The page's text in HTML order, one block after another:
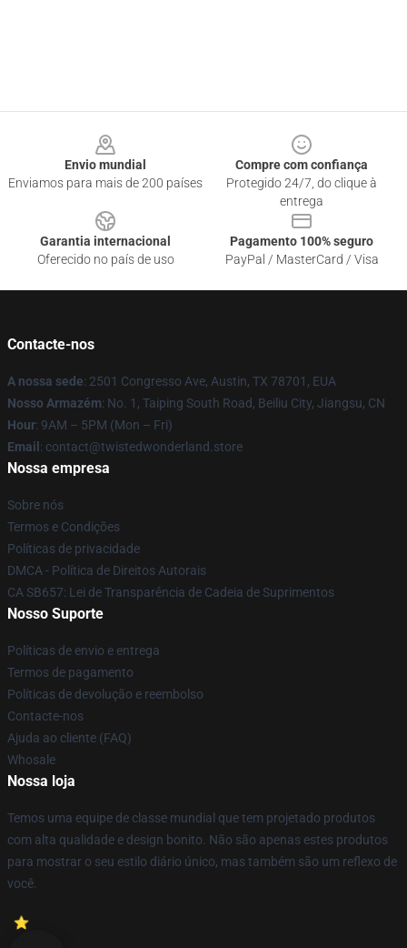
Envio mundial
Enviamos para mais de 200 países
Compre com confiança
Protegido 24/7, do clique à
entrega
Garantia internacional
Oferecido no país de uso
Pagamento 100% seguro
PayPal / MasterCard / Visa
Contacte-nos
A nossa sede: 2501 Congresso Ave, Austin, TX 78701, EUA
Nosso Armazém: No. 1, Taiping South Road, Beiliu City, Jiangsu, CN
Hour: 9AM – 5PM (Mon – Fri)
Email : contact@twistedwonderland.store
Nossa empresa
Sobre nós
Termos e Condições
Políticas de privacidade
DMCA - Política de Direitos Autorais
CA SB657: Lei de Transparência de Cadeia de Suprimentos
Nosso Suporte
Políticas de envio e entrega
Termos de pagamento
Políticas de devolução e reembolso
Contacte-nos
Ajuda ao cliente (FAQ)
Whosale
Nossa loja
Temos uma equipe de classe mundial que tem projetado produtos
com alta qualidade e design bonito. Não são apenas estes produtos
para mostrar o seu estilo diário único, mas também são um reflexo de
você.